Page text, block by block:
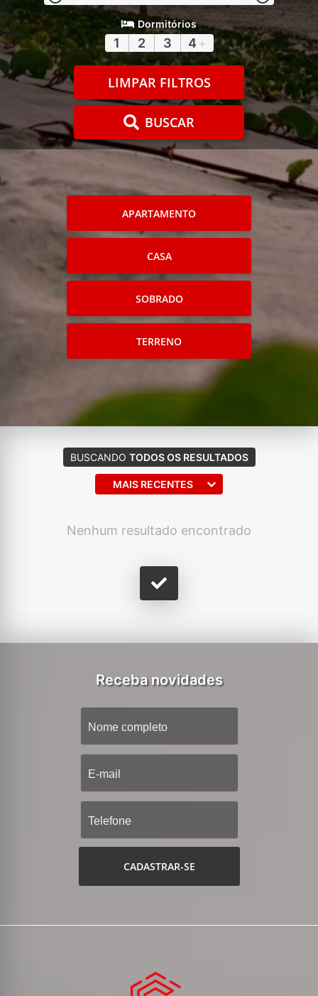
Dormitórios
1 2 3 4 +
LIMPAR FILTROS
BUSCAR
APARTAMENTO
CASA
SOBRADO
TERRENO
BUSCANDO TODOS OS RESULTADOS
MAIS RECENTES
Nenhum resultado encontrado
Receba novidades
CADASTRAR-SE